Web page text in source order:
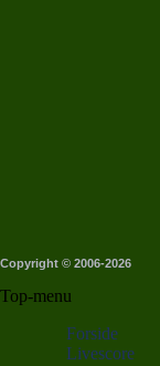
Copyright © 2006-2026
Top-menu
Forside
Livescore